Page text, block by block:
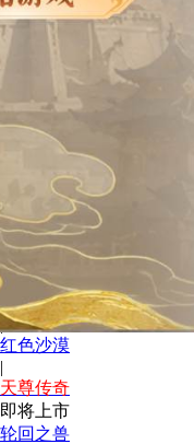
龙之剑
|
艾恩葛朗特
幻兽帕鲁1.0
Ac4黑旗重制版
千年奇谭
哥特王朝re
|
回到1.76烧野猪
|
007初露锋芒
红色沙漠
|
天尊传奇
即将上市
轮回之兽